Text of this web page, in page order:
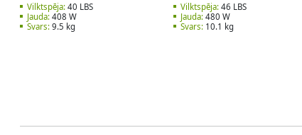
Vilktspēja:40 LBS
Jauda:408 W
Svars:9.5 kg
Vilktspēja: 46 LBS
Jauda: 480 W
Svars: 10.1 kg